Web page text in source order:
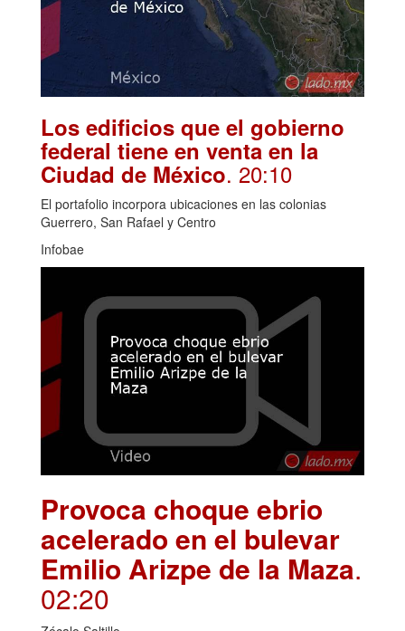
Los edificios que el gobierno
federal tiene en venta en la
Ciudad de México. 20:10
El portafolio incorpora ubicaciones en las colonias
Guerrero, San Rafael y Centro
Infobae
Provoca choque ebrio
acelerado en el bulevar
Emilio Arizpe de la Maza.
02:20